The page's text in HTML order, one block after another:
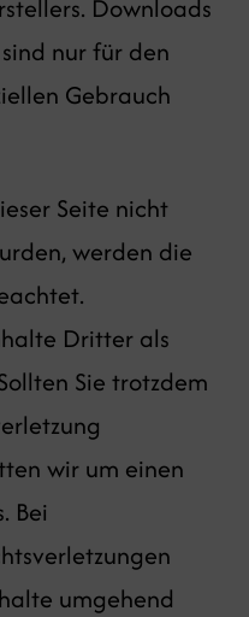
Downloads
nur für den
Gebrauch
Seite nicht
werden die
Dritter als
Sie trotzdem
wir um einen
Bei
umgehend